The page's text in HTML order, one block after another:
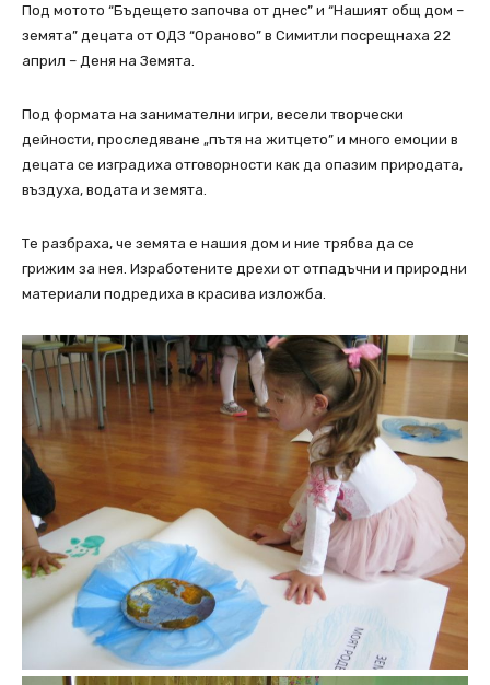
Под мотото “Бъдещето започва от днес” и “Нашият общ дом –
земята” децата от ОДЗ “Ораново” в Симитли посрещнаха 22
април – Деня на Земята.
Под формата на занимателни игри, весели творчески
дейности, проследяване „пътя на житцето” и много емоции в
децата се изградиха отговорности как да опазим природата,
въздуха, водата и земята.
Те разбраха, че земята е нашия дом и ние трябва да се
грижим за нея. Изработените дрехи от отпадъчни и природни
материали подредиха в красива изложба.